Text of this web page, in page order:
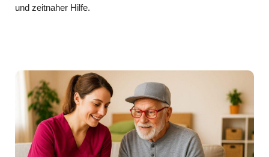
und zeitnaher Hilfe.